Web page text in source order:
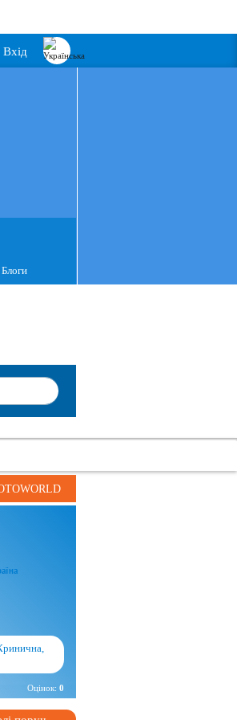
Вхід
Блоги
Оцінок: 0